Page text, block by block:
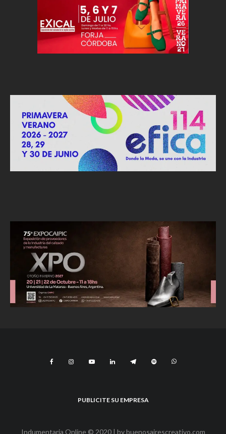
PUBLICITE SU EMPRESA
Indumentaria Online © 2020 | bybuenosairescreativo.com